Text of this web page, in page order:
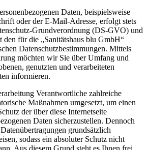
Daten, beispielsweise
oder der E-Mail-Adresse, erfolgt stets
Grundverordnung (DS-GVO) und
für die „Sanitätshaus blu GmbH“
Datenschutzbestimmungen. Mittels
möchten wir Sie über Umfang und
genutzten und verarbeiteten
informieren.
Verantwortliche zahlreiche
Maßnahmen umgesetzt, um einen
der über diese Internetseite
Daten sicherzustellen. Dennoch
grundsätzlich
sodass ein absoluter Schutz nicht